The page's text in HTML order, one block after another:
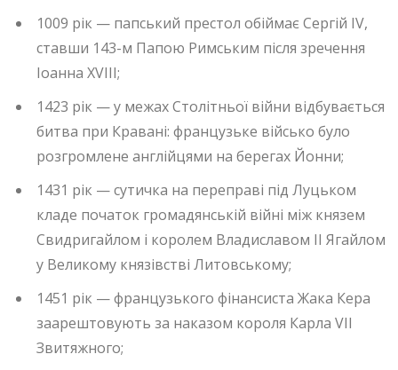
1009 рік — папський престол обіймає Сергій IV,
ставши 143-м Папою Римським після зречення
Іоанна XVIII;
1423 рік — у межах Столітньої війни відбувається
битва при Кравані: французьке військо було
розгромлене англійцями на берегах Йонни;
1431 рік — сутичка на переправі під Луцьком
кладе початок громадянській війні між князем
Свидригайлом і королем Владиславом II Ягайлом
у Великому князівстві Литовському;
1451 рік — французького фінансиста Жака Кера
заарештовують за наказом короля Карла VII
Звитяжного;